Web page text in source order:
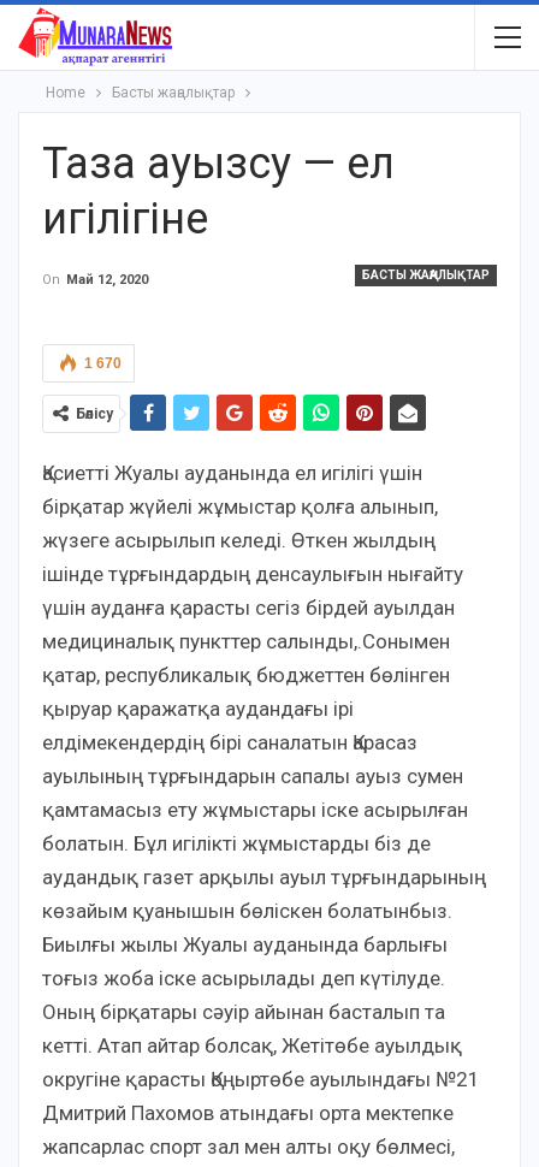
Home Басты жаңалықтар
Таза ауызсу — ел
игілігіне
БАСТЫ ЖАҢАЛЫҚТАР
On Май 12, 2020
1 670
Бөлісу
Қасиетті Жуалы ауданында ел игілігі үшін
бірқатар жүйелі жұмыстар қолға алынып,
жүзеге асырылып келеді. Өткен жылдың
ішінде тұрғындардың денсаулығын нығайту
үшін ауданға қарасты сегіз бірдей ауылдан
медициналық пункттер салынды,.Сонымен
қатар, республикалық бюджеттен бөлінген
қыруар қаражатқа аудандағы ірі
елдімекендердің бірі саналатын Қарасаз
ауылының тұрғындарын сапалы ауыз сумен
қамтамасыз ету жұмыстары іске асырылған
болатын. Бұл игілікті жұмыстарды біз де
аудандық газет арқылы ауыл тұрғындарының
көзайым қуанышын бөліскен болатынбыз.
Биылғы жылы Жуалы ауданында барлығы
тоғыз жоба іске асырылады деп күтілуде.
Оның бірқатары сәуір айынан басталып та
кетті. Атап айтар болсақ, Жетітөбе ауылдық
округіне қарасты Қоңыртөбе ауылындағы №21
Дмитрий Пахомов атындағы орта мектепке
жапсарлас спорт зал мен алты оқу бөлмесі,